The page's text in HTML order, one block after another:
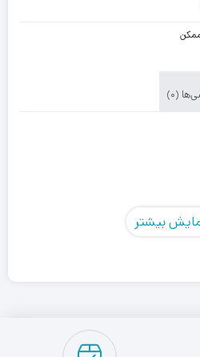
(0)
بیشتر